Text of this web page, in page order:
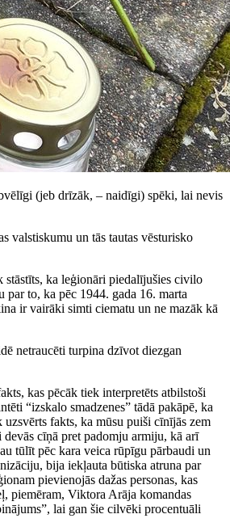
(jeb drīzāk, – naidīgi) spēki, lai nevis
valstiskumu un tās tautas vēsturisko
stāstīts, ka leģionāri piedalījušies civilo
to, ka pēc 1944. gada 16. marta
ir vairāki simti ciematu un ne mazāk kā
netraucēti turpina dzīvot diezgan
kas pēcāk tiek interpretēts atbilstoši
“izskalo smadzenes” tādā pakāpē, ka
fakts, ka mūsu puiši cīnījās zem
cīņā pret padomju armiju, kā arī
tūlīt pēc kara veica rūpīgu pārbaudi un
bija iekļauta būtiska atruna par
pievienojās dažas personas, kas
piemēram, Viktora Arāja komandas
lai gan šie cilvēki procentuāli